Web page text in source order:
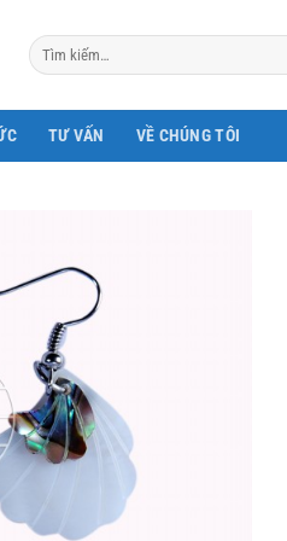
Tìm
kiếm:
TƯ VẤN VỀ CHÚNG TÔI